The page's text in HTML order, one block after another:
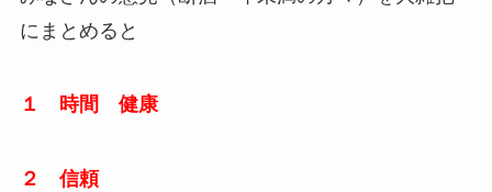
にまとめると
１ 時間 健康
２ 信頼